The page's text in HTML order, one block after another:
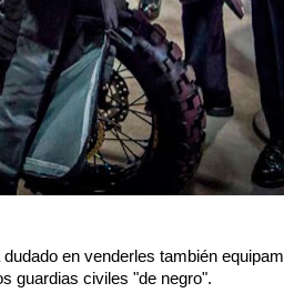
en venderles también
guardias civiles "de negro".